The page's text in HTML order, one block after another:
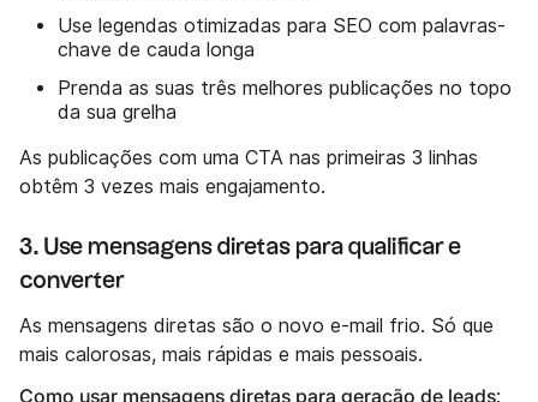
Use legendas otimizadas para SEO com palavras-
chave de cauda longa
Prenda as suas três melhores publicações no topo
da sua grelha
As publicações com uma CTA nas primeiras 3 linhas
obtêm 3 vezes mais engajamento.
3. Use mensagens diretas para qualificar e
converter
As mensagens diretas são o novo e-mail frio. Só que
mais calorosas, mais rápidas e mais pessoais.
Como usar mensagens diretas para geração de leads: